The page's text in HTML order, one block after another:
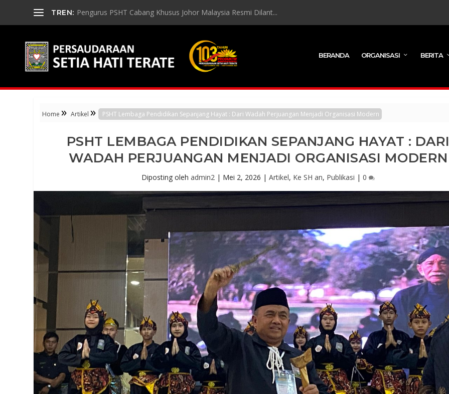
TREN: Pengurus PSHT Cabang Khusus Johor Malaysia Resmi Dilant...
BERANDA ORGANISASI BERITA
Home » Artikel » PSHT Lembaga Pendidikan Sepanjang Hayat : Dari Wadah Perjuangan Menjadi Organisasi Modern
PSHT LEMBAGA PENDIDIKAN SEPANJANG HAYAT : DARI
WADAH PERJUANGAN MENJADI ORGANISASI MODERN
Diposting olehadmin2 | Mei 2, 2026 |Artikel, Ke SH an, Publikasi |0